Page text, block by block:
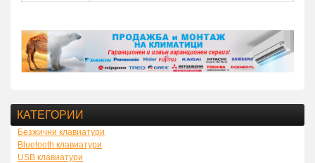
КАТЕГОРИИ
Безжични клавиатури
Bluetooth клавиатури
USB клавиатури